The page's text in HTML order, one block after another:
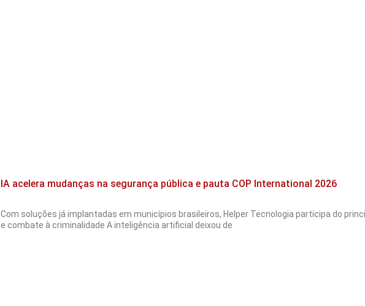
IA acelera mudanças na segurança pública e pauta COP International 2026
Com soluções já implantadas em municípios brasileiros, Helper Tecnologia participa do
e combate à criminalidade A inteligência artificial deixou de